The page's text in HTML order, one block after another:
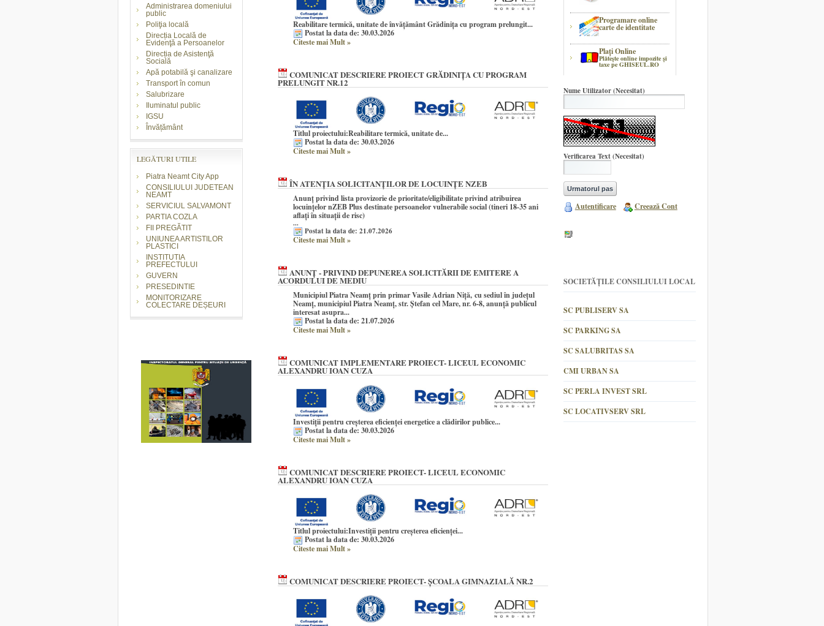
Administrarea domeniului
public
Poliţia locală
Direcția Locală de
Evidenţă a Persoanelor
Direcția de Asistenţă
Socială
Apă potabilă şi canalizare
Transport în comun
Salubrizare
Iluminatul public
IGSU
Învățământ
LEGĂTURI UTILE
Piatra Neamt City App
CONSILIULUI JUDETEAN
NEAMT
SERVICIUL SALVAMONT
PARTIA COZLA
FII PREGĂTIT
UNIUNEA ARTISTILOR
PLASTICI
INSTITUTIA
PREFECTULUI
GUVERN
PRESEDINTIE
MONITORIZARE
COLECTARE DEȘEURI
Reabilitare termică, unitate de învățământ Grădinița cu program prelungit...
Postat la data de: 30.03.2026
Citeste mai Mult»
COMUNICAT DESCRIERE PROIECT GRĂDINIȚA CU PROGRAM
PRELUNGIT NR.12
Titlul proiectului:Reabilitare termică, unitate de...
Postat la data de: 30.03.2026
Citeste mai Mult»
ÎN ATENȚIA SOLICITANȚILOR DE LOCUINȚE NZEB
Anunț privind lista provizorie de prioritate/eligibilitate privind atribuirea
locuințelor nZEB Plus destinate persoanelor vulnerabile social (tineri 18-35 ani
aflați în situații de risc)
...
Postat la data de: 21.07.2026
Citeste mai Mult»
ANUNȚ - PRIVIND DEPUNEREA SOLICITĂRII DE EMITERE A
ACORDULUI DE MEDIU
Municipiul Piatra Neamț prin primar Vasile Adrian Niță, cu sediul în județul
Neamț, municipiul Piatra Neamț, str. Ștefan cel Mare, nr. 6-8, anunţă publicul
interesat asupra...
Postat la data de: 21.07.2026
Citeste mai Mult»
COMUNICAT IMPLEMENTARE PROIECT- LICEUL ECONOMIC
ALEXANDRU IOAN CUZA
Investiții pentru creșterea eficienței energetice a clădirilor publice...
Postat la data de: 30.03.2026
Citeste mai Mult»
COMUNICAT DESCRIERE PROIECT- LICEUL ECONOMIC
ALEXANDRU IOAN CUZA
Titlul proiectului:Investiții pentru creșterea eficienței...
Postat la data de: 30.03.2026
Citeste mai Mult»
COMUNICAT DESCRIERE PROIECT- ȘCOALA GIMNAZIALĂ NR.2
Programare online
carte de identitate
Plaţi Online
Plătește online impozite şi
taxe pe GHISEUL.RO
Nume Utilizator(Necesitat)
Verificarea Text(Necesitat)
Autentificare Creează Cont
SOCIETĂȚILE CONSILIULUI LOCAL
SC PUBLISERV SA
SC PARKING SA
SC SALUBRITAS SA
CMI URBAN SA
SC PERLA INVEST SRL
SC LOCATIVSERV SRL